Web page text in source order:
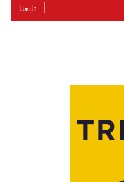
تابعنا